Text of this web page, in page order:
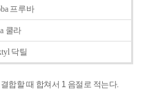
프루바
쿨라
닥틸
합할 때 합쳐서 1 음절로 적는다.